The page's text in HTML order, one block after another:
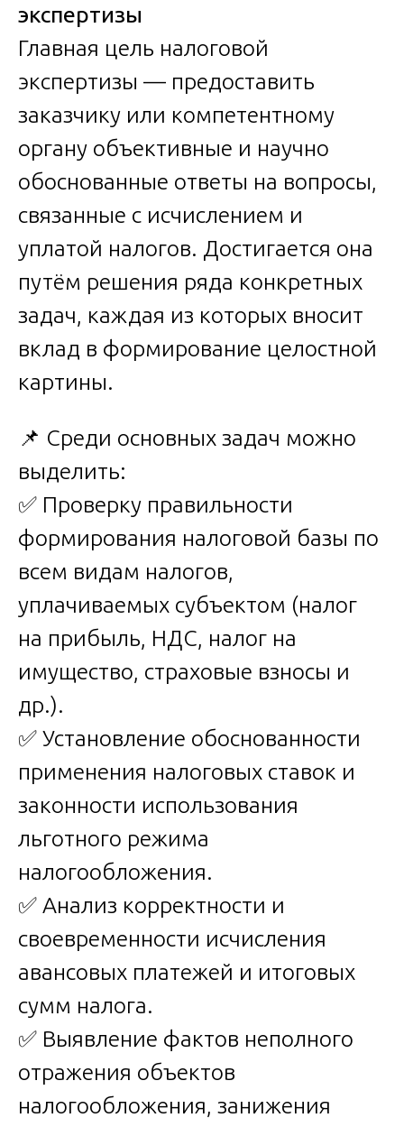
экспертизы
Главная цель налоговой
экспертизы — предоставить
заказчику или компетентному
органу объективные и научно
обоснованные ответы на вопросы,
связанные с исчислением и
уплатой налогов. Достигается она
путём решения ряда конкретных
задач, каждая из которых вносит
вклад в формирование целостной
картины.
📌 Среди основных задач можно
выделить:
✅ Проверку правильности
формирования налоговой базы по
всем видам налогов,
уплачиваемых субъектом (налог
на прибыль, НДС, налог на
имущество, страховые взносы и
др.).
✅ Установление обоснованности
применения налоговых ставок и
законности использования
льготного режима
налогообложения.
✅ Анализ корректности и
своевременности исчисления
авансовых платежей и итоговых
сумм налога.
✅ Выявление фактов неполного
отражения объектов
налогообложения, занижения